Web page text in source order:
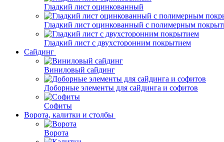
Гладкий лист оцинкованный
Гладкий лист оцинкованный с полимерным
Гладкий лист с двухсторонним покрытием
Сайдинг
Виниловый сайдинг
Доборные элементы для сайдинга и софитов
Софиты
Ворота, калитки и столбы
Ворота